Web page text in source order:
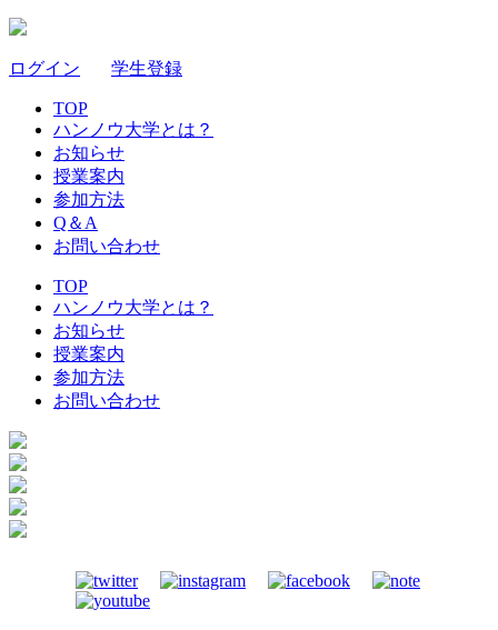
ログイン 学生登録
TOP
ハンノウ大学とは？
お知らせ
授業案内
参加方法
Q＆A
お問い合わせ
TOP
ハンノウ大学とは？
お知らせ
授業案内
参加方法
お問い合わせ